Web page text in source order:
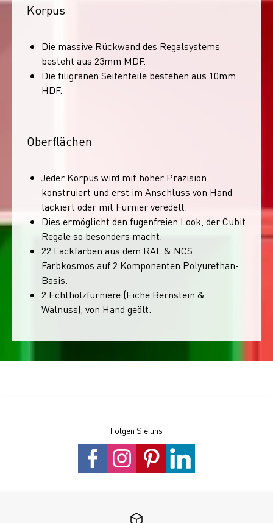
Korpus
Die massive Rückwand des Regalsystems
besteht aus 23mm MDF.
Die filigranen Seitenteile bestehen aus 10mm
HDF.
Oberflächen
Jeder Korpus wird mit hoher Präzision
konstruiert und erst im Anschluss von Hand
lackiert oder mit Furnier veredelt.
Dies ermöglicht den fugenfreien Look, der Cubit
Regale so besonders macht.
22 Lackfarben aus dem RAL & NCS
Farbkosmos auf 2 Komponenten Polyurethan-
Basis.
2 Echtholzfurniere (Eiche Bernstein &
Walnuss), von Hand geölt.
Folgen Sie uns